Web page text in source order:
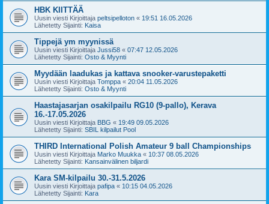
HBK KIITTÄÄ
Uusin viesti Kirjoittaja peltsipelloton « 19:51 16.05.2026
Lähetetty Sijainti: Kaisa
Tippejä ym myynissä
Uusin viesti Kirjoittaja Jussi58 « 07:47 12.05.2026
Lähetetty Sijainti: Osto & Myynti
Myydään laadukas ja kattava snooker-varustepaketti
Uusin viesti Kirjoittaja Tomppa « 20:04 11.05.2026
Lähetetty Sijainti: Osto & Myynti
Haastajasarjan osakilpailu RG10 (9-pallo), Kerava
16.-17.05.2026
Uusin viesti Kirjoittaja BBG « 19:49 09.05.2026
Lähetetty Sijainti: SBIL kilpailut Pool
THIRD International Polish Amateur 9 ball Championships
Uusin viesti Kirjoittaja Marko Muukka « 10:37 08.05.2026
Lähetetty Sijainti: Kansainvälinen biljardi
Kara SM-kilpailu 30.-31.5.2026
Uusin viesti Kirjoittaja pafipa « 10:15 04.05.2026
Lähetetty Sijainti: Kara